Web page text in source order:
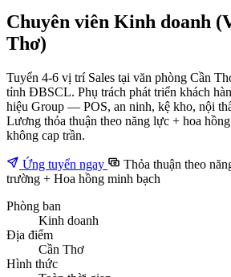
Chuyên viên Kinh doanh
Thơ)
Tuyển 4-6 vị trí Sales tại văn phòng Cần
tỉnh ĐBSCL. Phụ trách phát triển khách
hiệu Group — POS, an ninh, kệ kho, nội
Lương thỏa thuận theo năng lực + hoa
không cap trần.
Ứng tuyển ngay
Thỏa thuận theo
trường + Hoa hồng minh bạch
Phòng ban
Kinh doanh
Địa điểm
Cần Thơ
Hình thức